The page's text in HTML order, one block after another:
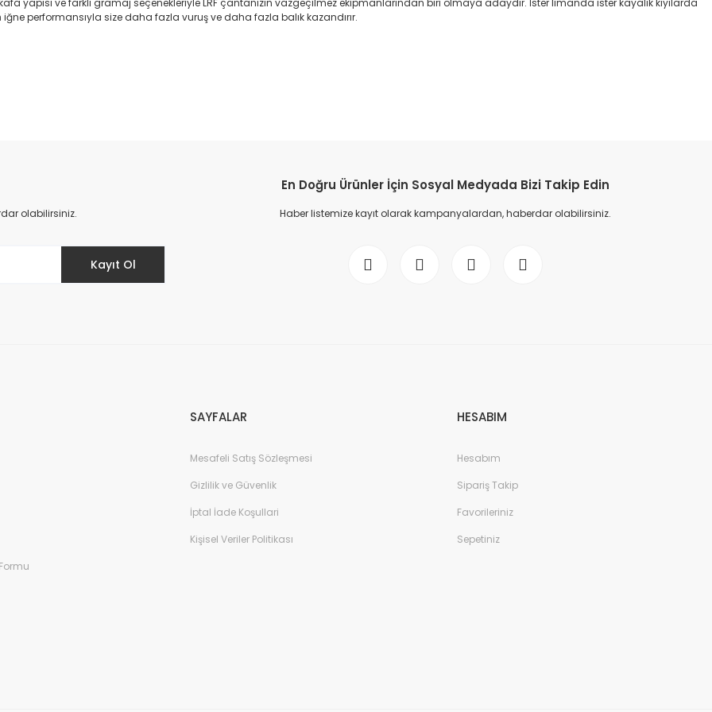
yapısı ve farklı gramaj seçenekleriyle LRF çantanızın vazgeçilmez ekipmanlarından biri olmaya adaydır. İster limanda ister kayalık kıyılarda
performansıyla size daha fazla vuruş ve daha fazla balık kazandırır.
olabilirsiniz.
Kayıt Ol
En Doğru Ürünler İçin Sosyal Medyada Bizi Takip Edin
Haber listemize kayıt olarak kampanyalardan, haberdar olabilirsiniz.
SAYFALAR
Mesafeli Satış Sözleşmesi
Gizlilik ve Güvenlik
İptal İade Koşullari
Kişisel Veriler Politikası
HESABIM
Hesabım
Sipariş Takip
Favorileriniz
Sepetiniz